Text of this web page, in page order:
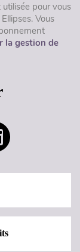
pour vous
Vous
la gestion de